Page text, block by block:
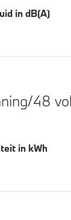
in dB(A)
48
in kWh